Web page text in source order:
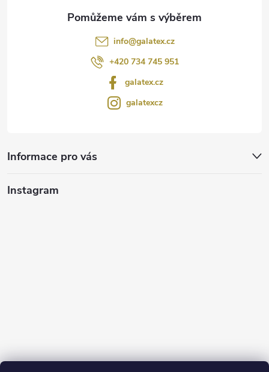
info@galatex.cz
+420 734 745 951
galatex.cz
galatexcz
Informace pro vás
Instagram